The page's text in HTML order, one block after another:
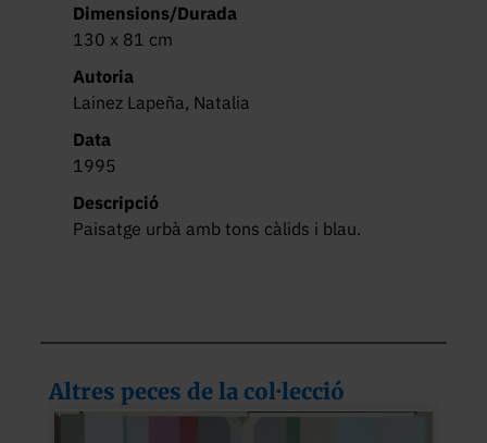
Dimensions/Durada
130 x 81 cm
Autoria
Lainez Lapeña, Natalia
Data
1995
Descripció
Paisatge urbà amb tons càlids i blau.
Altres peces de la col·lecció